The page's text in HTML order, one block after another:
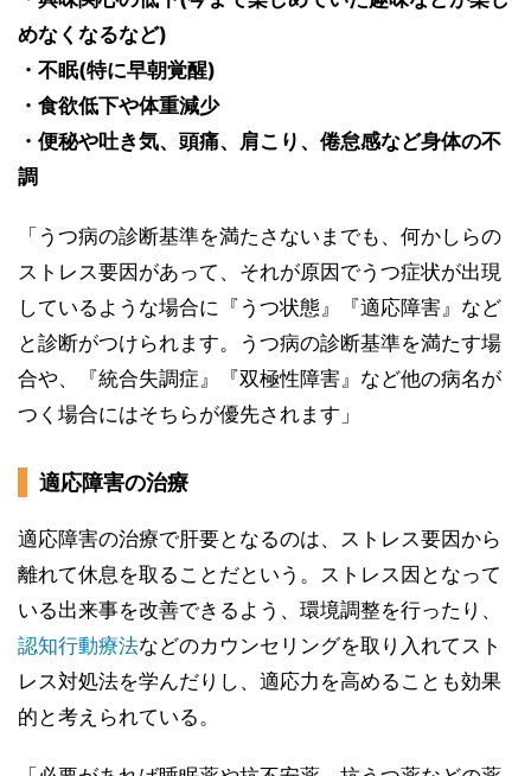
めなくなるなど)
・不眠(特に早朝覚醒)
・食欲低下や体重減少
・便秘や吐き気、頭痛、肩こり、倦怠感など身体の不
調
「うつ病の診断基準を満たさないまでも、何かしらの
ストレス要因があって、それが原因でうつ症状が出現
しているような場合に『うつ状態』『適応障害』など
と診断がつけられます。うつ病の診断基準を満たす場
合や、『統合失調症』『双極性障害』など他の病名が
つく場合にはそちらが優先されます」
適応障害の治療
適応障害の治療で肝要となるのは、ストレス要因から
離れて休息を取ることだという。ストレス因となって
いる出来事を改善できるよう、環境調整を行ったり、
認知行動療法などのカウンセリングを取り入れてスト
レス対処法を学んだりし、適応力を高めることも効果
的と考えられている。